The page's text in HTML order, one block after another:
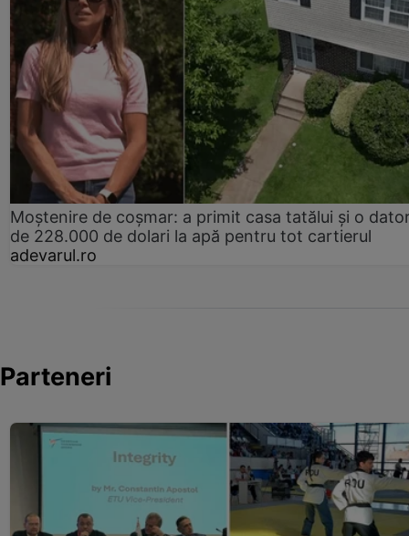
Moștenire de coșmar: a primit casa tatălui și o
de 228.000 de dolari la apă pentru tot cartierul
adevarul.ro
Parteneri